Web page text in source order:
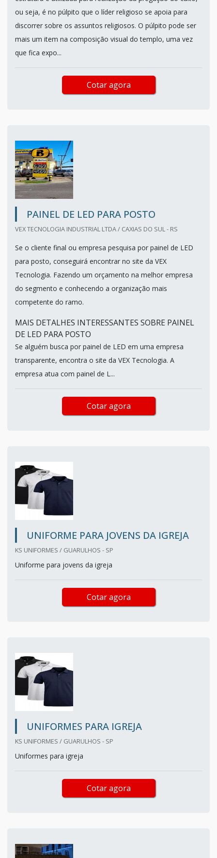
ou seja, é no púlpito que o líder religioso se apoia para
discorrer sobre os assuntos religiosos. O púlpito pode ser
mais um item na composição visual do templo, uma vez
que fica expo...
Cotar agora
PAINEL DE LED PARA POSTO
VEX TECNOLOGIA INDUSTRIAL LTDA / CAXIAS DO SUL - RS
Se o cliente final ou empresa pesquisa por painel de LED
para posto, conseguirá encontrar no site da VEX
Tecnologia. Fazendo um orçamento na melhor empresa
do segmento e conhecendo a organização mais
competente do ramo.
MAIS DETALHES INTERESSANTES SOBRE PAINEL
DE LED PARA POSTO
Se alguém busca por painel de LED em uma empresa
transparente, encontra o site da VEX Tecnologia. A
empresa atua com painel de L...
Cotar agora
UNIFORME PARA JOVENS DA IGREJA
KS UNIFORMES / GUARULHOS - SP
Uniforme para jovens da igreja
Cotar agora
UNIFORMES PARA IGREJA
KS UNIFORMES / GUARULHOS - SP
Uniformes para igreja
Cotar agora